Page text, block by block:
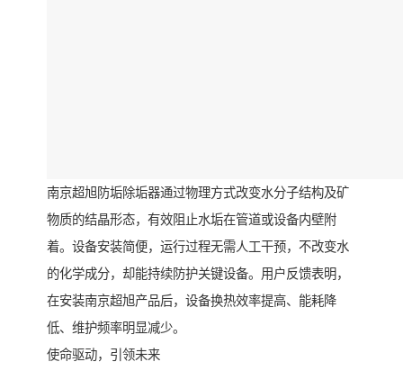
南京超旭防垢除垢器通过物理方式改变水分子结构及矿
物质的结晶形态，有效阻止水垢在管道或设备内壁附
着。设备安装简便，运行过程无需人工干预，不改变水
的化学成分，却能持续防护关键设备。用户反馈表明，
在安装南京超旭产品后，设备换热效率提高、能耗降
低、维护频率明显减少。
使命驱动，引领未来